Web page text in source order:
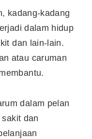
kadang-kadang
dalam hidup
dan lain-lain.
atau caruman
dalam pelan
dan